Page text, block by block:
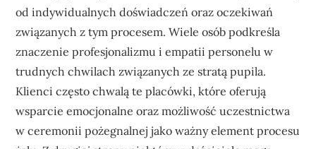
od indywidualnych doświadczeń oraz oczekiwań
związanych z tym procesem. Wiele osób podkreśla
znaczenie profesjonalizmu i empatii personelu w
trudnych chwilach związanych ze stratą pupila.
Klienci często chwalą te placówki, które oferują
wsparcie emocjonalne oraz możliwość uczestnictwa
w ceremonii pożegnalnej jako ważny element procesu